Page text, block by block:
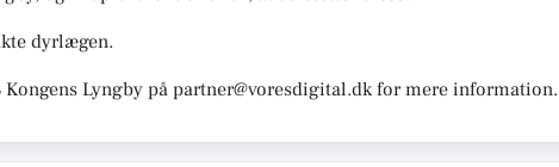
dyrlægen.
Lyngby på partner@voresdigital.dk for mere information.